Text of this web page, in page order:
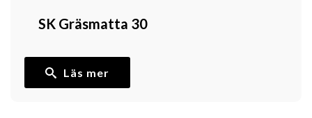
SK Gräsmatta 30
Läs mer